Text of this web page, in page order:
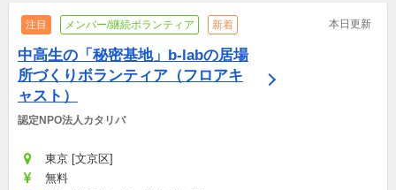
注目 メンバー/継続ボランティア 新着 本日更新
中高生の「秘密基地」b-labの居場
所づくりボランティア（フロアキ
ャスト）
認定NPO法人カタリバ
東京 [文京区]
無料